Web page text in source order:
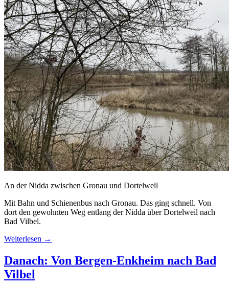
An der Nidda zwischen Gronau und Dortelweil
Mit Bahn und Schienenbus nach Gronau. Das ging schnell. Von
dort den gewohnten Weg entlang der Nidda über Dortelweil nach
Bad Vilbel.
Weiterlesen →
Danach: Von Bergen-Enkheim nach Bad
Vilbel